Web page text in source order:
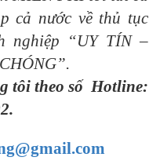
cả nước về thủ tục
nghiệp
“UY TÍN –
tôi theo số Hotline: